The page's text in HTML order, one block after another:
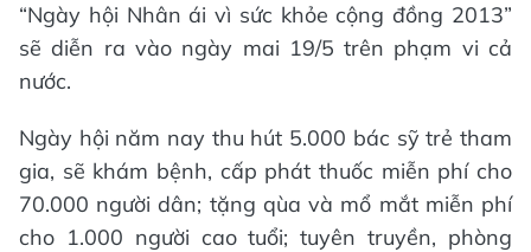
“Ngày hội Nhân ái vì sức khỏe cộng đồng 2013”
sẽ diễn ra vào ngày mai 19/5 trên phạm vi cả
nước.
Ngày hội năm nay thu hút 5.000 bác sỹ trẻ tham
gia, sẽ khám bệnh, cấp phát thuốc miễn phí cho
70.000 người dân; tặng qùa và mổ mắt miễn phí
cho 1.000 người cao tuổi; tuyên truyền, phòng